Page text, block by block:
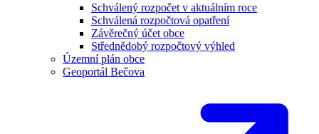
Schválený rozpočet v aktuálním roce
Schválená rozpočtová opatření
Závěrečný účet obce
Střednědobý rozpočtový výhled
Územní plán obce
Geoportál Bečova